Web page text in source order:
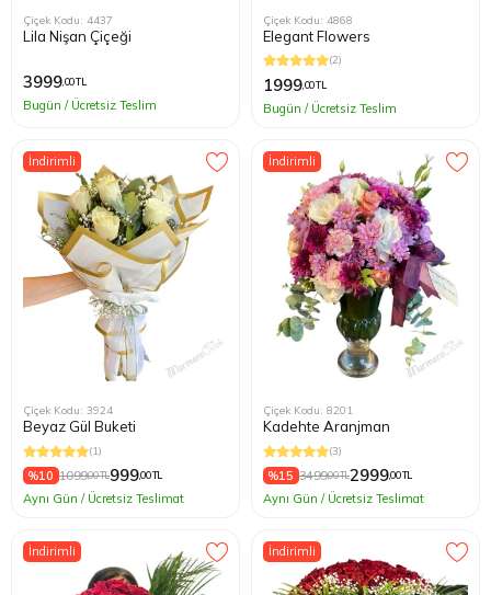
Çiçek Kodu: 4437
Lila Nişan Çiçeği
3999,00 TL
Bugün / Ücretsiz Teslim
Çiçek Kodu: 4868
Elegant Flowers
(2)
1999,00 TL
Bugün / Ücretsiz Teslim
İndirimli
Çiçek Kodu: 3924
Beyaz Gül Buketi
(1)
%10 1099,00 TL999,00 TL
Aynı Gün / Ücretsiz Teslimat
İndirimli
Çiçek Kodu: 8201
Kadehte Aranjman
(3)
%15 3499,00 TL2999,00 TL
Aynı Gün / Ücretsiz Teslimat
İndirimli İndirimli